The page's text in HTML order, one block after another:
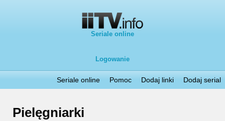
Seriale online
Logowanie
Seriale online Pomoc Dodaj linki Dodaj serial
Pielęgniarki